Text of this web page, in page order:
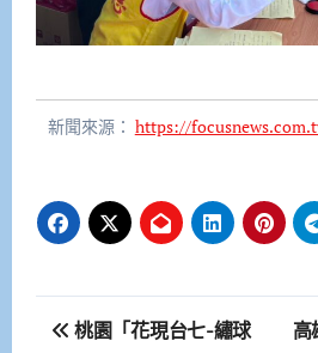
新聞來源： https://
文 桃園「花現台七-繡球
高